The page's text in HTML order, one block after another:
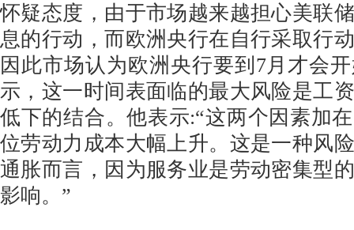
怀疑态度，由于市场越来越担心美联
息的行动，而欧洲央行在自行采取行
因此市场认为欧洲央行要到7月才会
示，这一时间表面临的最大风险是工
低下的结合。他表示:“这两个因素加
位劳动力成本大幅上升。这是一种风
通胀而言，因为服务业是劳动密集型
影响。”